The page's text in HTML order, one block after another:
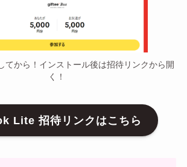
てから！インストール後は招待リンクから開
く！
Lite 招待リンクはこちら